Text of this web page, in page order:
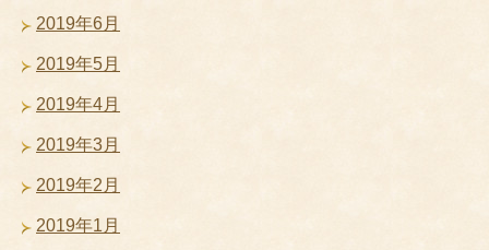
2019年6月
2019年5月
2019年4月
2019年3月
2019年2月
2019年1月